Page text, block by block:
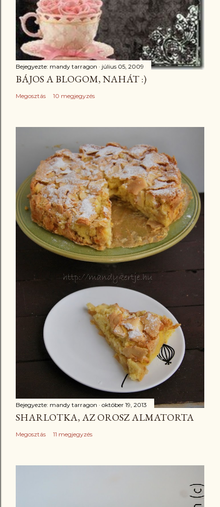
Bejegyezte: mandy tarragon július 05, 2009
BÁJOS A BLOGOM, NAHÁT :)
Megosztás 10 megjegyzés
Bejegyezte: mandy tarragon október 19, 2013
SHARLOTKA, AZ OROSZ ALMATORTA
Megosztás 11 megjegyzés